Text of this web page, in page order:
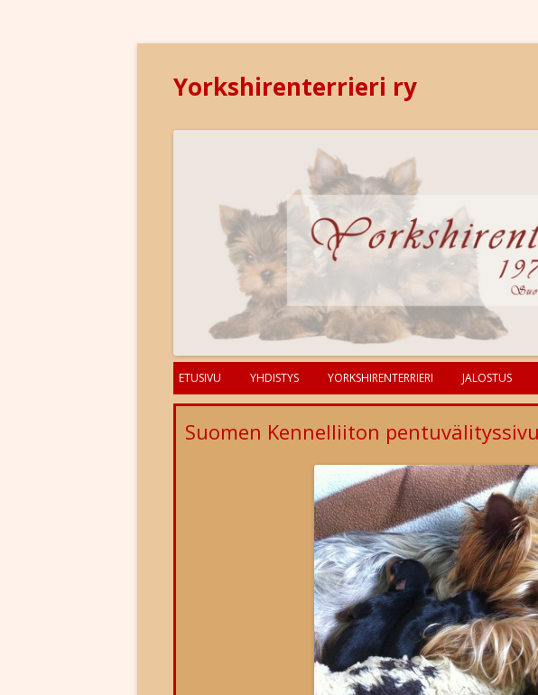
Yorkshirenterrieri ry
ETUSIVU YHDISTYS
YHTEYSTIEDOT
YHDISTYKSEN EETTISET OHJEET JA
VAITIOLOVAKUUTUS
LIITY JÄSENEKSI
OSOITTEENMUUTOS
YORKSHIRENTERRIERI
RODUN HISTORIAA
ROTUMÄÄRITELMÄ
ROTUINFOA
TERVEYS
ROTUNEUVONTA
JALOSTUS
YLEISTÄ
KASVATTAJIA
PENTULISTA
Suomen Kennelliiton